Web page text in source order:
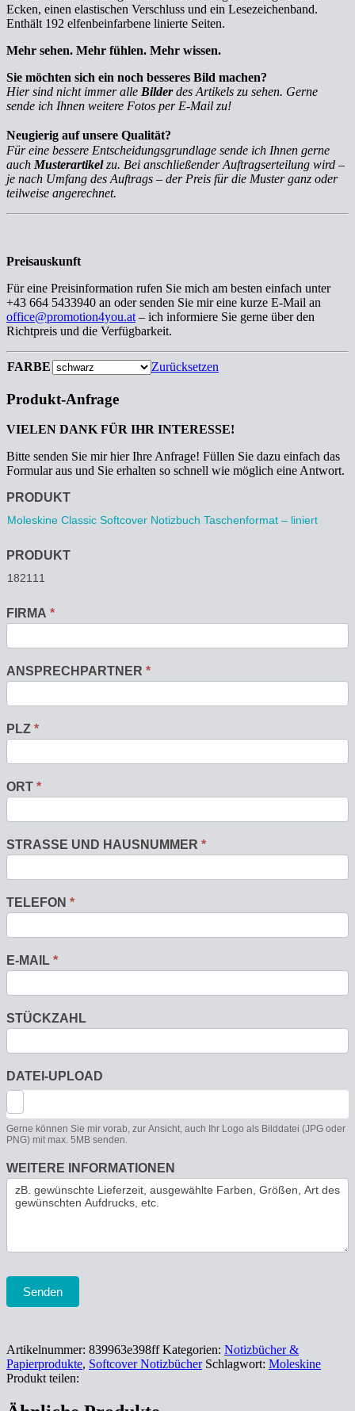
Ecken, einen elastischen Verschluss und ein Lesezeichenband.
Enthält 192 elfenbeinfarbene linierte Seiten.
Mehr sehen. Mehr fühlen. Mehr wissen.
Sie möchten sich ein noch besseres Bild machen?
Hier sind nicht immer alle Bilderdes Artikels zu sehen. Gerne
sende ich Ihnen weitere Fotos per E-Mail zu!
Neugierig auf unsere Qualität?
Für eine bessere Entscheidungsgrundlage sende ich Ihnen gerne
auch Musterartikelzu. Bei anschließender Auftragserteilung wird –
je nach Umfang des Auftrags – der Preis für die Muster ganz oder
teilweise angerechnet.
Preisauskunft
Für eine Preisinformation rufen Sie mich am besten einfach unter
+43 664 5433940 an oder senden Sie mir eine kurze E-Mail an
office@promotion4you.at – ich informiere Sie gerne über den
Richtpreis und die Verfügbarkeit.
FARBE Zurücksetzen
Produkt-Anfrage
VIELEN DANK FÜR IHR INTERESSE!
Bitte senden Sie mir hier Ihre Anfrage! Füllen Sie dazu einfach das
Formular aus und Sie erhalten so schnell wie möglich eine Antwort.
Anfrage
PRODUKT
PRODUKT
FIRMA *
ANSPRECHPARTNER *
PLZ *
ORT *
STRASSE UND HAUSNUMMER *
TELEFON *
E-MAIL *
STÜCKZAHL
DATEI-UPLOAD
Gerne können Sie mir vorab, zur Ansicht, auch Ihr Logo als Bilddatei (JPG oder
PNG) mit max. 5MB senden.
WEITERE INFORMATIONEN
Senden
Artikelnummer: 839963e398ff Kategorien: Notizbücher &
Papierprodukte, Softcover Notizbücher Schlagwort: Moleskine
Produkt teilen: